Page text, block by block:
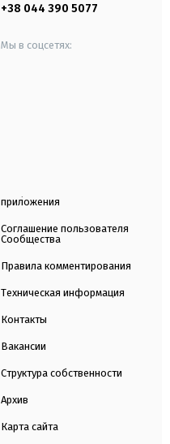
+38 044 390 5077
Мы в соцсетях:
приложения
Соглашение пользователя
Сообщества
Правила комментирования
Техническая информация
Контакты
Вакансии
Структура собственности
Архив
Карта сайта